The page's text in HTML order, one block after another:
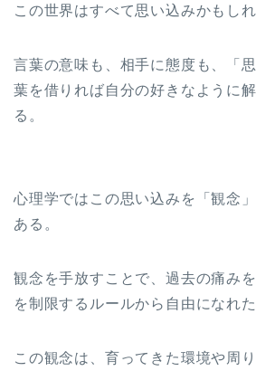
この世界はすべて思い込みかもしれ
言葉の意味も、相手に態度も、「
葉を借りれば自分の好きなように
る。
心理学ではこの思い込みを「観念
ある。
観念を手放すことで、過去の痛み
を制限するルールから自由になれた
この観念は、育ってきた環境や周